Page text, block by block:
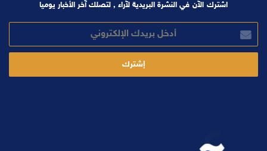
اشترك الآن في النشرة البريدية لآراء , لتصلك آخر الأخبار يوميا
أدخل
بريدك
الإلكتروني